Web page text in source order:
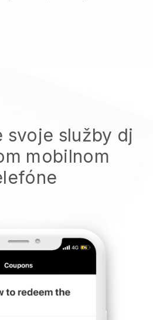
svoje služby dj
mobilnom